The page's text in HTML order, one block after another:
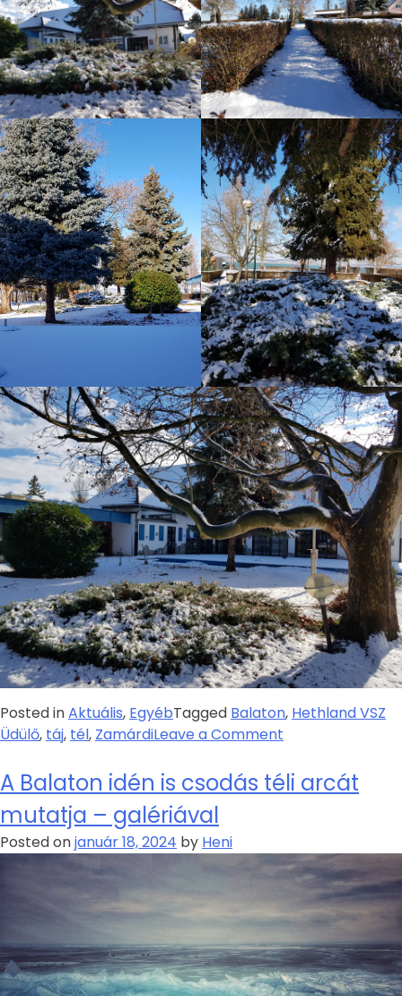
Posted inAktuális, EgyébTagged Balaton, Hethland VSZ
Üdülő, táj, tél, ZamárdiLeave a Comment
A Balaton idén is csodás téli arcát
mutatja – galériával
Posted onjanuár 18, 2024 by Heni